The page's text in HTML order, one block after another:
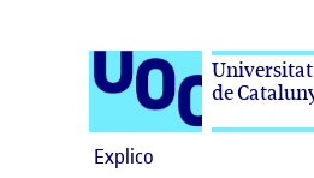
de
Explico